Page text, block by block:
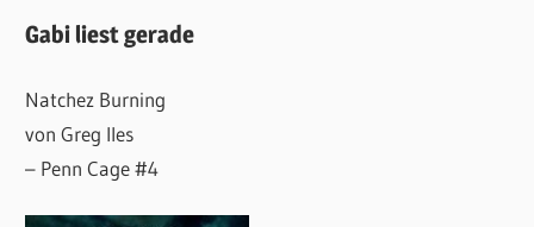
Gabi liest gerade
Natchez Burning
von Greg Iles
– Penn Cage #4